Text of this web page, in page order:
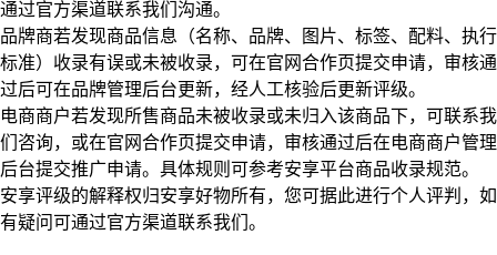
通过官方渠道联系我们沟通。
品牌商若发现商品信息（名称、品牌、图片、标签、配料、执行
标准）收录有误或未被收录，可在官网合作页提交申请，审核通
过后可在品牌管理后台更新，经人工核验后更新评级。
电商商户若发现所售商品未被收录或未归入该商品下，可联系我
们咨询，或在官网合作页提交申请，审核通过后在电商商户管理
后台提交推广申请。具体规则可参考安享平台商品收录规范。
安享评级的解释权归安享好物所有，您可据此进行个人评判，如
有疑问可通过官方渠道联系我们。